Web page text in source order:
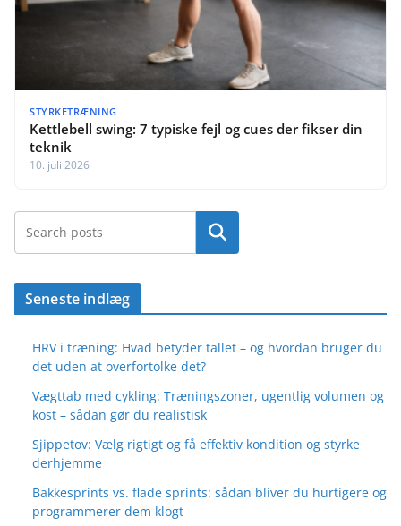
STYRKETRÆNING
Kettlebell swing: 7 typiske fejl og cues der fikser din
teknik
10. juli 2026
Søg
Seneste indlæg
HRV i træning: Hvad betyder tallet – og hvordan bruger du
det uden at overfortolke det?
Vægttab med cykling: Træningszoner, ugentlig volumen og
kost – sådan gør du realistisk
Sjippetov: Vælg rigtigt og få effektiv kondition og styrke
derhjemme
Bakkesprints vs. flade sprints: sådan bliver du hurtigere og
programmerer dem klogt